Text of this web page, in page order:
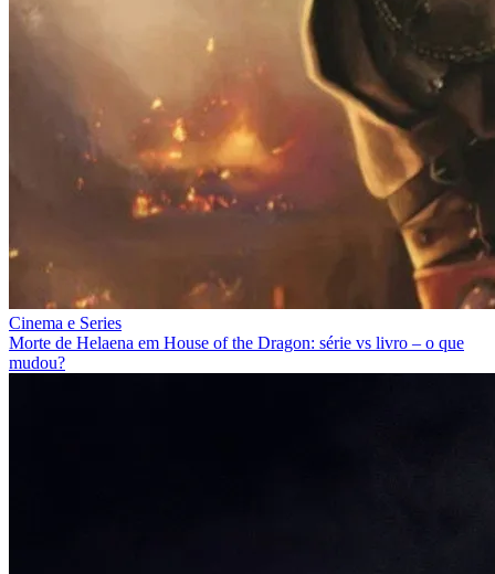
Cinema e Series
Morte de Helaena em House of the Dragon: série vs livro – o que
mudou?